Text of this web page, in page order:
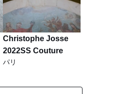
Christophe Josse
2022SS Couture
パリ